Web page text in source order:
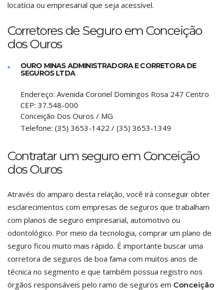
locatícia ou empresarial que seja acessível.
Corretores de Seguro em Conceição
dos Ouros
OURO MINAS ADMINISTRADORA E CORRETORA DE
SEGUROS LTDA
Endereço: Avenida Coronel Domingos Rosa 247 Centro
CEP: 37.548-000
Conceição Dos Ouros / MG
Telefone: (35) 3653-1422 / (35) 3653-1349
Contratar um seguro em Conceição
dos Ouros
Através do amparo desta relação, você irá conseguir obter
esclarecimentos com empresas de seguros que trabalham
com planos de seguro empresarial, automotivo ou
odontológico. Por meio da tecnologia, comprar um plano de
seguro ficou muito mais rápido. É importante buscar uma
corretora de seguros de boa fama com muitos anos de
técnica no segmento e que também possua registro nos
órgãos responsáveis pelo ramo de seguros em Conceição